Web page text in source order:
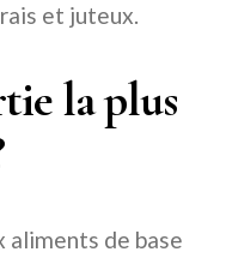
et juteux.
la plus
aliments de base